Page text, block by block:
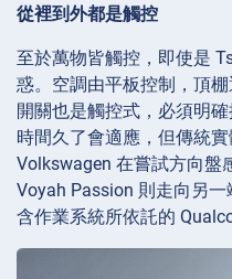
從裡到外都是觸控
至於萬物皆觸控，即使是
惑。空調由平板控制，頂
開關也是觸控式，必須明
時間久了會適應，但傳統
Volkswagen 在嘗試方向盤
Voyah Passion 則走向另
含作業系統所依託的